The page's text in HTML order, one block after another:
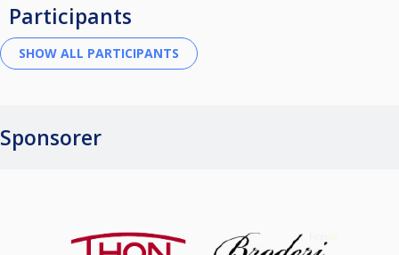
Participants
Sponsorer